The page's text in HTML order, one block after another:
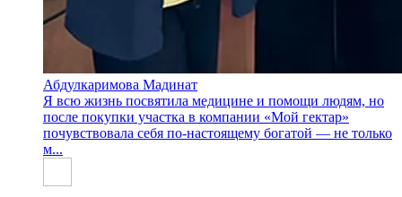
Абдулкаримова Мадинат
Я всю жизнь посвятила медицине и помощи людям, но
после покупки участка в компании «Мой гектар»
почувствовала себя по-настоящему богатой — не только
м...